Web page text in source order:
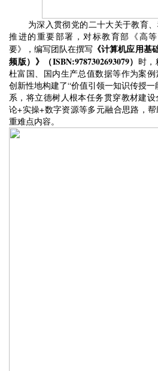
为深入贯彻党的二十大关于教育
推进的重要部署，对标教育部《高
要》，编写团队在撰写 《计算机应用基
频版）》（ISBN:9787302693079） 时
杜富国、国内生产总值数据等作为案例
创新性地构建了“价值引领一知识传授
系，将立德树人根本任务贯穿教材建
论+实操+数字资源等多元融合思路，
重难点内容。